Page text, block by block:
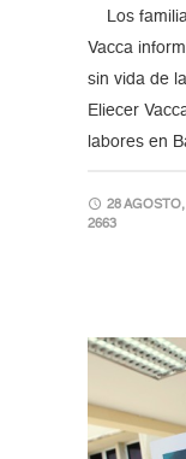
Los
Vacca
sin vida de
Eliecer
labores en
28 AGOSTO,
2663